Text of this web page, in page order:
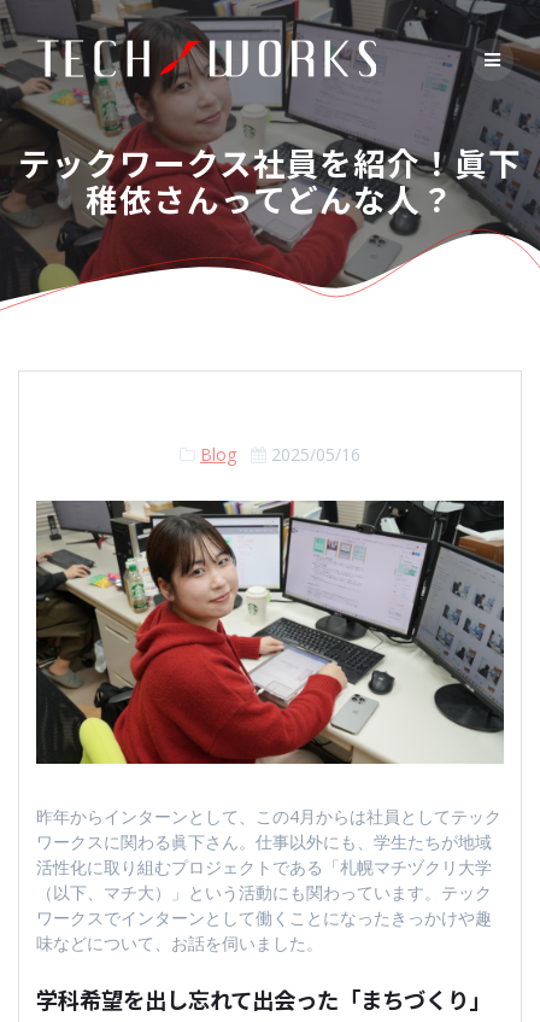
Skip
to
content
テックワークス社員を紹介！眞下
稚依さんってどんな人？
Blog 2025/05/16
昨年からインターンとして、この4月からは社員としてテック
ワークスに関わる眞下さん。仕事以外にも、学生たちが地域
活性化に取り組むプロジェクトである「札幌マチヅクリ大学
（以下、マチ大）」という活動にも関わっています。テック
ワークスでインターンとして働くことになったきっかけや趣
味などについて、お話を伺いました。
学科希望を出し忘れて出会った「まちづくり」